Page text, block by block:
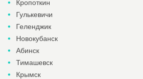
Кропоткин
Гулькевичи
Геленджик
Новокубанск
Абинск
Тимашевск
Крымск